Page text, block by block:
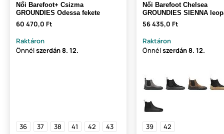
Női Barefoot+ Csizma
GROUNDIES Odessa fekete
60 470,0 Ft
Raktáron
Önnélszerdán8. 12.
36 37 38 41 42 43
Női Barefoot Chelsea
GROUNDIES SIENNA
56 435,0 Ft
Raktáron
Önnélszerdán8. 12.
39 42